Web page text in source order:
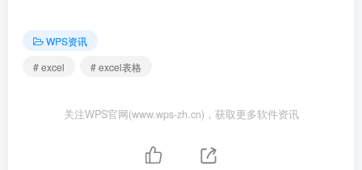
WPS资讯
# excel
# excel表格
关注WPS官网(www.wps-zh.cn)，获取更多软件资讯